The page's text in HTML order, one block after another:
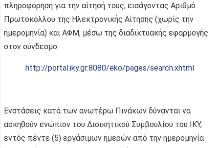
πληροφόρηση για την αίτησή τους, εισάγοντας Αριθμό
Πρωτοκόλλου της Ηλεκτρονικής Αίτησης (χωρίς την
ημερομηνία) και ΑΦΜ, μέσω της διαδικτυακής εφαρμογής
στον σύνδεσμο:
http://portal.iky.gr:8080/eko/pages/search.xhtml
Ενστάσεις κατά των ανωτέρω Πινάκων δύνανται να
ασκηθούν ενώπιον του Διοικητικού Συμβουλίου του ΙΚΥ,
εντός πέντε (5) εργάσιμων ημερών από την ημερομηνία